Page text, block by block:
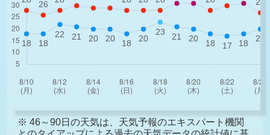
※ 46～90日の天気は、天気予報のエキスパート機関